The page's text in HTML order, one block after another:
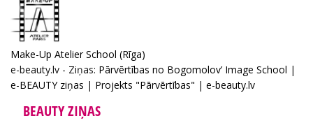
Make-Up Atelier School (Rīga)
e-beauty.lv - Ziņas: Pārvērtības no Bogomolov’ Image School |
e-BEAUTY ziņas | Projekts "Pārvērtības" | e-beauty.lv
BEAUTY ZIŅAS